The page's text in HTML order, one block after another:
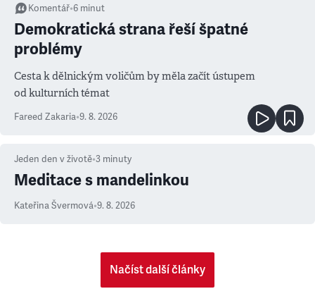
Komentář•6 minut
Demokratická strana řeší špatné
problémy
Cesta k dělnickým voličům by měla začít ústupem
od kulturních témat
Fareed Zakaria•9. 8. 2026
Jeden den v životě•3 minuty
Meditace s mandelinkou
Kateřina Švermová•9. 8. 2026
Načíst další články